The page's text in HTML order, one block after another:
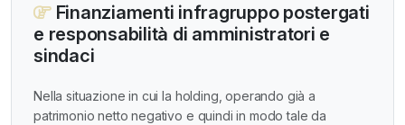
Finanziamenti infragruppo postergati
e responsabilità di amministratori e
sindaci
Nella situazione in cui la holding, operando già a
patrimonio netto negativo e quindi in modo tale da